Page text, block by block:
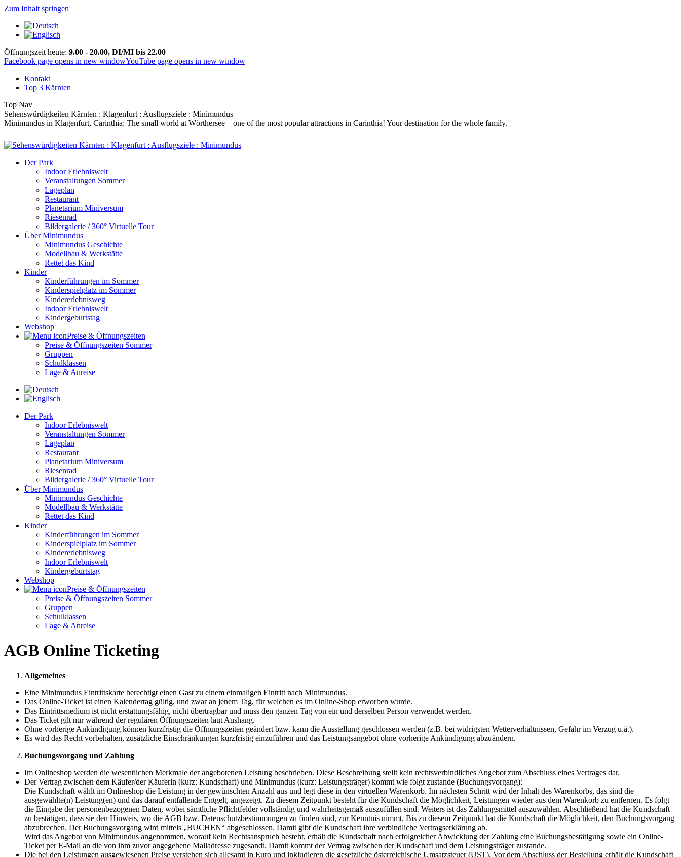
Zum Inhalt springen
Öffnungszeit heute: 9.00 - 20.00, DI/MI bis 22.00
Facebook page opens in new windowYouTube page opens in new window
Kontakt
Top 3 Kärnten
Top Nav
Sehenswürdigkeiten Kärnten : Klagenfurt : Ausflugsziele : Minimundus
Minimundus in Klagenfurt, Carinthia: The small world at Wörthersee – one of the most popular attractions in Carinthia! Your destination for the whole family.
Der Park
Indoor Erlebniswelt
Veranstaltungen Sommer
Lageplan
Restaurant
Planetarium Miniversum
Riesenrad
Bildergalerie / 360° Virtuelle Tour
Über Minimundus
Minimundus Geschichte
Modellbau & Werkstätte
Rettet das Kind
Kinder
Kinderführungen im Sommer
Kinderspielplatz im Sommer
Kindererlebnisweg
Indoor Erlebniswelt
Kindergeburtstag
Webshop
Preise & Öffnungszeiten
Preise & Öffnungszeiten Sommer
Gruppen
Schulklassen
Lage & Anreise
Der Park
Indoor Erlebniswelt
Veranstaltungen Sommer
Lageplan
Restaurant
Planetarium Miniversum
Riesenrad
Bildergalerie / 360° Virtuelle Tour
Über Minimundus
Minimundus Geschichte
Modellbau & Werkstätte
Rettet das Kind
Kinder
Kinderführungen im Sommer
Kinderspielplatz im Sommer
Kindererlebnisweg
Indoor Erlebniswelt
Kindergeburtstag
Webshop
Preise & Öffnungszeiten
Preise & Öffnungszeiten Sommer
Gruppen
Schulklassen
Lage & Anreise
AGB Online Ticketing
Allgemeines
Eine Minimundus Eintrittskarte berechtigt einen Gast zu einem einmaligen Eintritt nach Minimundus.
Das Online-Ticket ist einen Kalendertag gültig, und zwar an jenem Tag, für welchen es im Online-Shop erworben wurde.
Das Eintrittsmedium ist nicht erstattungsfähig, nicht übertragbar und muss den ganzen Tag von ein und derselben Person verwendet werden.
Das Ticket gilt nur während der regulären Öffnungszeiten laut Aushang.
Ohne vorherige Ankündigung können kurzfristig die Öffnungszeiten geändert bzw. kann die Ausstellung geschlossen werden (z.B. bei widrigsten Wetterverhältnissen, Gefahr im Verzug u.ä.).
Es wird das Recht vorbehalten, zusätzliche Einschränkungen kurzfristig einzuführen und das Leistungsangebot ohne vorherige Ankündigung abzuändern.
Buchungsvorgang und Zahlung
Im Onlineshop werden die wesentlichen Merkmale der angebotenen Leistung beschrieben. Diese Beschreibung stellt kein rechtsverbindliches Angebot zum Abschluss eines Vertrages dar.
Der Vertrag zwischen dem Käufer/der Käuferin (kurz: Kundschaft) und Minimundus (kurz: Leistungsträger) kommt wie folgt zustande (Buchungsvorgang):
Die Kundschaft wählt im Onlineshop die Leistung in der gewünschten Anzahl aus und legt diese in den virtuellen Warenkorb. Im nächsten Schritt wird der Inhalt des Warenkorbs, das sind die
ausgewählte(n) Leistung(en) und das darauf entfallende Entgelt, angezeigt. Zu diesem Zeitpunkt besteht für die Kundschaft die Möglichkeit, Leistungen wieder aus dem Warenkorb zu entfernen. Es folgt
die Eingabe der personenbezogenen Daten, wobei sämtliche Pflichtfelder vollständig und wahrheitsgemäß auszufüllen sind. Weiters ist das Zahlungsmittel auszuwählen. Abschließend hat die Kundschaft
zu bestätigen, dass sie den Hinweis, wo die AGB bzw. Datenschutzbestimmungen zu finden sind, zur Kenntnis nimmt. Bis zu diesem Zeitpunkt hat die Kundschaft die Möglichkeit, den Buchungsvorgang
abzubrechen. Der Buchungsvorgang wird mittels „BUCHEN“ abgeschlossen. Damit gibt die Kundschaft ihre verbindliche Vertragserklärung ab.
Wird das Angebot von Minimundus angenommen, worauf kein Rechtsanspruch besteht, erhält die Kundschaft nach erfolgreicher Abwicklung der Zahlung eine Buchungsbestätigung sowie ein Online-
Ticket per E-Mail an die von ihm zuvor angegebene Mailadresse zugesandt. Damit kommt der Vertrag zwischen der Kundschaft und dem Leistungsträger zustande.
Die bei den Leistungen ausgewiesenen Preise verstehen sich allesamt in Euro und inkludieren die gesetzliche österreichische Umsatzsteuer (UST). Vor dem Abschluss der Bestellung erhält die Kundschaft